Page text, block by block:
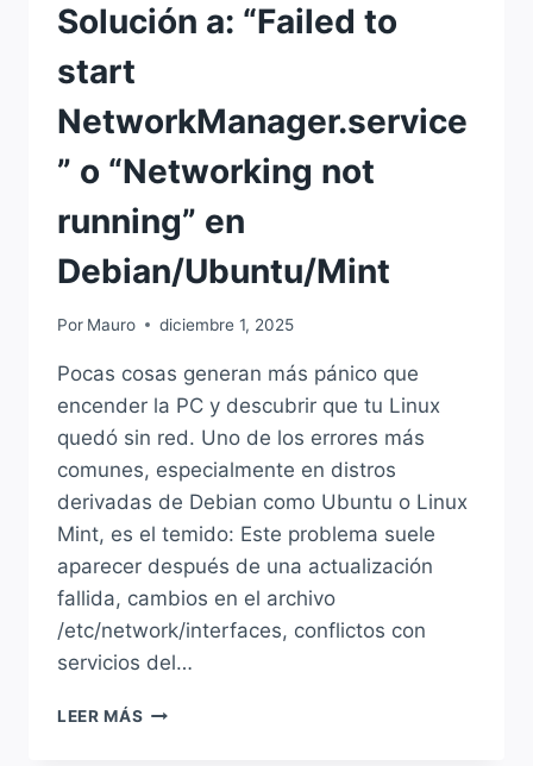
Solución a: “Failed to
start
NetworkManager.service
” o “Networking not
running” en
Debian/Ubuntu/Mint
Por Mauro diciembre 1, 2025
Pocas cosas generan más pánico que
encender la PC y descubrir que tu Linux
quedó sin red. Uno de los errores más
comunes, especialmente en distros
derivadas de Debian como Ubuntu o Linux
Mint, es el temido: Este problema suele
aparecer después de una actualización
fallida, cambios en el archivo
/etc/network/interfaces, conflictos con
servicios del…
LEER MÁS SOLUCIÓN